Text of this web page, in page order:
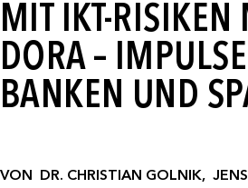
MIT IKT-RISIKEN
DORA –
BANKEN UND
VON DR. CHRISTIAN GOLNIK,